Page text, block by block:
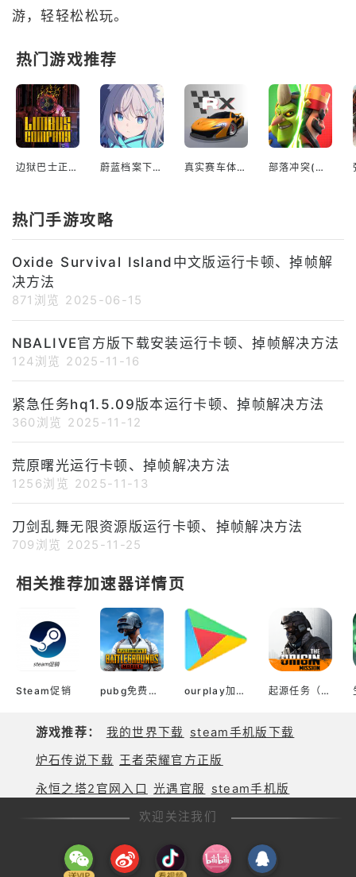
游，轻轻松松玩。
热门游戏推荐
边狱巴士正版下载入口 蔚蓝档案下载入口官网 真实赛车体验最新版安装 部落冲突(国际服coc)
热门手游攻略
Oxide Survival Island中文版运行卡顿、掉帧解
决方法
871浏览 2025-06-15
NBALIVE官方版下载安装运行卡顿、掉帧解决方法
124浏览 2025-11-16
紧急任务hq1.5.09版本运行卡顿、掉帧解决方法
360浏览 2025-11-12
荒原曙光运行卡顿、掉帧解决方法
1256浏览 2025-11-13
刀剑乱舞无限资源版运行卡顿、掉帧解决方法
709浏览 2025-11-25
相关推荐加速器详情页
Steam促销 pubg免费加速器 ourplay加速器官网 起源任务（本次测试已结束 The Origin Mission）
游戏推荐： 我的世界下载
steam手机版下载
炉石传说下载 王者荣耀官方正版
永恒之塔2官网入口 光遇官服
steam手机版
欢迎关注我们